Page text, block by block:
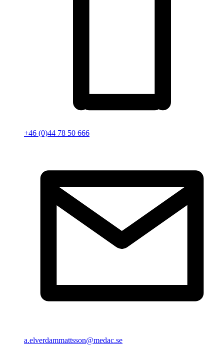
+46 (0)44 78 50 666
a.elverdammattsson@medac.se